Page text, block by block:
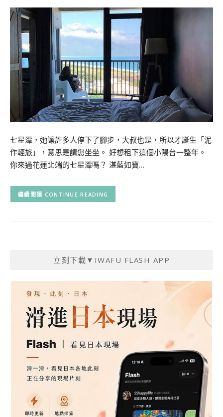
七星潭，她讓許多人停下了腳步，大叔也是，所以才誕生「泥
作輕旅」，意思是請您坐坐。 好想租下這個小陽台一整年。
你來過花蓮北端的七星潭嗎？ 湛藍如寶…
CONTINUE READING
立刻下載▼IWAFU FLASH APP